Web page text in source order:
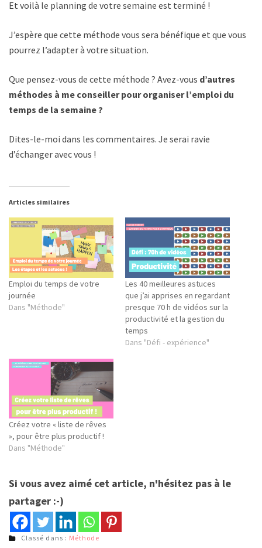
Et voilà le planning de votre semaine est terminé !
J’espère que cette méthode vous sera bénéfique et que vous
pourrez l’adapter à votre situation.
Que pensez-vous de cette méthode ? Avez-vous d’autres
méthodes à me conseiller pour organiser l’emploi du
temps de la semaine ?
Dites-le-moi dans les commentaires. Je serai ravie
d’échanger avec vous !
Articles similaires
Emploi du temps de votre
journée
Dans "Méthode"
Les 40 meilleures astuces
que j’ai apprises en regardant
presque 70 h de vidéos sur la
productivité et la gestion du
temps
Dans "Défi - expérience"
Créez votre « liste de rêves
», pour être plus productif !
Dans "Méthode"
Si vous avez aimé cet article, n'hésitez pas à le
partager :-)
Classé dans : Méthode